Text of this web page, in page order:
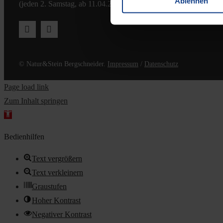
(jeden 2. Samstag, ab 11.04.2026)
© Natur&Stein Bergschneider. Impressum / Datenschutz
Page load link
Zum Inhalt springen
Werkzeugleiste
Bedienhilfen
Text vergrößern
Text verkleinern
Graustufen
Hoher Kontrast
Negativer Kontrast